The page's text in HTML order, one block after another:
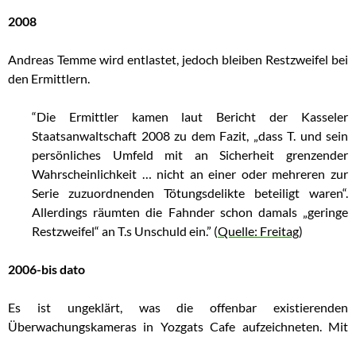
2008
Andreas Temme wird entlastet, jedoch bleiben Restzweifel bei
den Ermittlern.
“Die Ermittler kamen laut Bericht der Kasseler
Staatsanwaltschaft 2008 zu dem Fazit, „dass T. und sein
persönliches Umfeld mit an Sicherheit grenzender
Wahrscheinlichkeit … nicht an einer oder mehreren zur
Serie zuzuordnenden Tötungsdelikte beteiligt waren“.
Allerdings räumten die Fahnder schon damals „geringe
Restzweifel“ an T.s Unschuld ein.” (Quelle: Freitag)
2006-bis dato
Es ist ungeklärt, was die offenbar existierenden
Überwachungskameras in Yozgats Cafe aufzeichneten. Mit